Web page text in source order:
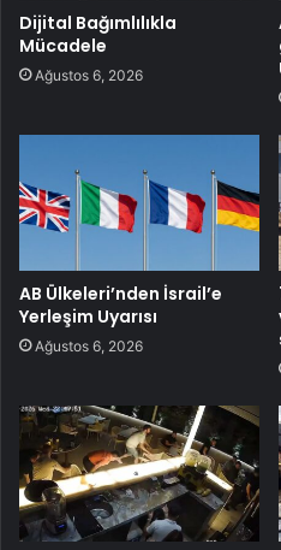
Dijital Bağımlılıkla
Mücadele
Ağustos 6, 2026
AB Ülkeleri’nden İsrail’e
Yerleşim Uyarısı
Ağustos 6, 2026